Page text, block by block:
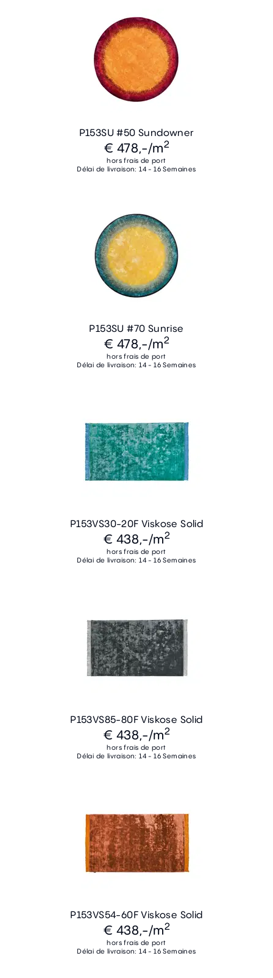
P153SU #50 Sundowner
€ 478,-/m2
hors frais de port
Délai de livraison: 14 - 16 Semaines
P153SU #70 Sunrise
€ 478,-/m2
hors frais de port
Délai de livraison: 14 - 16 Semaines
P153VS30-20F Viskose Solid
€ 438,-/m2
hors frais de port
Délai de livraison: 14 - 16 Semaines
P153VS85-80F Viskose Solid
€ 438,-/m2
hors frais de port
Délai de livraison: 14 - 16 Semaines
P153VS54-60F Viskose Solid
€ 438,-/m2
hors frais de port
Délai de livraison: 14 - 16 Semaines